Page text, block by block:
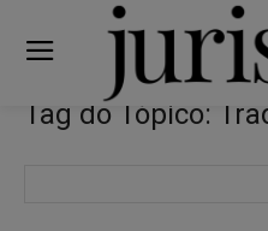
Tag do Tópico: